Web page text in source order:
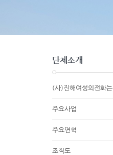
단체소개
(사)진해여성의전화는
주요사업
주요연혁
조직도